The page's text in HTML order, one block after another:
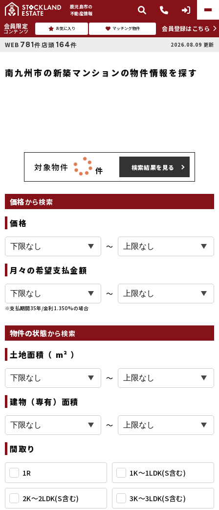
鹿児島市の
不動産情報
会員限定
コンテンツ お気に入り マッチング物件
会員登録はこちら
WEB 781件 店頭 164件 2026.08.09 更新
南九州市の新築マンションの物件情報を探す
対象物件 件 検索結果を見る
価格から検索
価格
〜
月々の希望支払金額
〜
※支払期間35年/金利1.350%の場合
物件の状態から検索
土地面積（ m² ）
〜
建物（専有）面積
〜
間取り
1R 1K〜1LDK(S含む)
2K〜2LDK(S含む) 3K〜3LDK(S含む)